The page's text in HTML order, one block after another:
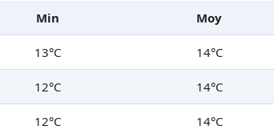
Min Moy
13°C 14°C
12°C 14°C
12°C 14°C